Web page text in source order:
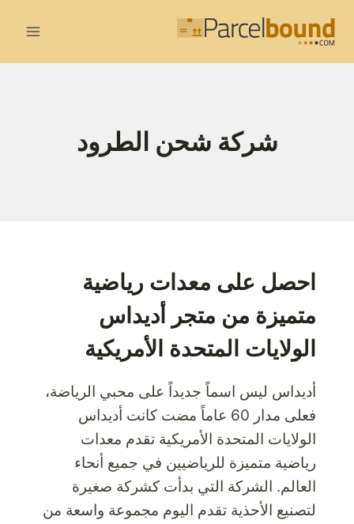
إلى
شركة شحن الطرود
احصل على معدات رياضية
متميزة من متجر أديداس
الولايات المتحدة الأمريكية
أديداس ليس اسماً جديداً على محبي الرياضة،
فعلى مدار 60 عاماً مضت كانت أديداس
الولايات المتحدة الأمريكية تقدم معدات
رياضية متميزة للرياضيين في جميع أنحاء
العالم. الشركة التي بدأت كشركة صغيرة
لتصنيع الأحذية تقدم اليوم مجموعة واسعة من